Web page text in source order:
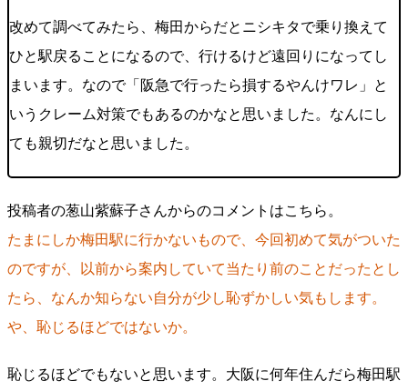
改めて調べてみたら、梅田からだとニシキタで乗り換えて
ひと駅戻ることになるので、行けるけど遠回りになってし
まいます。なので「阪急で行ったら損するやんけワレ」と
いうクレーム対策でもあるのかなと思いました。なんにし
ても親切だなと思いました。
投稿者の葱山紫蘇子さんからのコメントはこちら。
たまにしか梅田駅に行かないもので、今回初めて気がついた
のですが、以前から案内していて当たり前のことだったとし
たら、なんか知らない自分が少し恥ずかしい気もします。
や、恥じるほどではないか。
恥じるほどでもないと思います。大阪に何年住んだら梅田駅